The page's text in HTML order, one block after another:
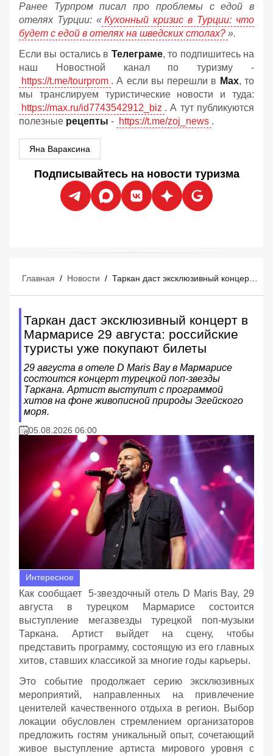
Ранее Турпром писал про проблемы с едой в
отелях Турции: « Кухонный кризис в Турции: что
будет с едой в отелях на шведских столах? ».
Если вы остались в Телеграме, то подпишитесь на
наш Новостной канал по туризму -
https://t.me/tourprom . А если вы перешли в Мах, то
мы транслируем туристические новости и туда:
https://max.ru/id7743542912_biz . А тут публикуются
полезные рецепты - https://t.me/zoj_news .
Яна Вараксина
Подписывайтесь на новости туризма
Главная / Новости /
Таркан даст эксклюзивный концерт в
Мармарисе 29 августа: российские
туристы уже покупают билеты
29 августа в отеле D Maris Bay в Мармарисе
состоится концерт турецкой поп-звезды
Таркана. Артист выступит с программой
хитов на фоне живописной природы Эгейского
моря.
05.08.2026 06:00
Интересное
Как сообщает 5-звездочный отель D Maris Bay, 29
августа в турецком Мармарисе состоится
выступление мегазвезды турецкой поп-музыки
Таркана. Артист выйдет на сцену, чтобы
представить программу, состоящую из его главных
хитов, ставших классикой за многие годы карьеры.
Это событие продолжает серию эксклюзивных
мероприятий, направленных на привлечение
ценителей качественного отдыха в регион. Выбор
локации обусловлен стремлением организаторов
предложить гостям уникальный опыт, сочетающий
живое выступление артиста мирового уровня с